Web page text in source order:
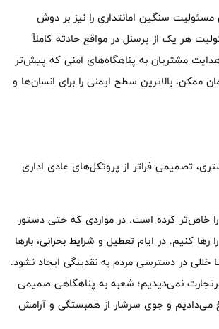
سنگین امانتداری را نیز بر دوش
هر یک از پرسنل در مواقع حادثه کاملاً
مشتریان به پناهگاه‌های امنی که پیش‌تر
بالاترین سطح ایمنی را برای انسان‌ها و
تصمیمی فراتر از پروتکل‌های عادی اداری
را خاص‌تر کرده است. در مواردی که حتی دستور
کنیم. در ایام تعطیل و شرایط بحرانی، بارها
خللی در دسترسی مردم به نقدینگی ایجاد نشود.
نمی‌دیدیم؛ شعبه به پناهگاهی صمیمی
می‌دادیم و جوی سرشار از همبستگی و آرامش